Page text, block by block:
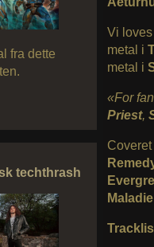
fra dette
techthrash
Vi
metal i
metal i
«For
Priest,
Maladie